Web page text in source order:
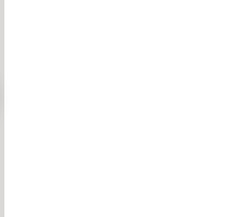
a favoritos